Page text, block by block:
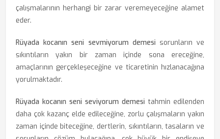
çalışmalarının herhangi bir zarar veremeyeceğine alamet
eder.
Rüyada kocanın seni sevmiyorum demesi sorunların ve
sıkıntıların yakın bir zaman içinde sona ereceğine,
amaçlarının gerçekleşeceğine ve ticaretinin hızlanacağına
yorulmaktadır.
Rüyada kocanın seni seviyorum demesi tahmin edilenden
daha çok kazanç elde edileceğine, zorlu çalışmaların yakın
zaman içinde biteceğine, dertlerin, sıkıntıların, tasaların ve